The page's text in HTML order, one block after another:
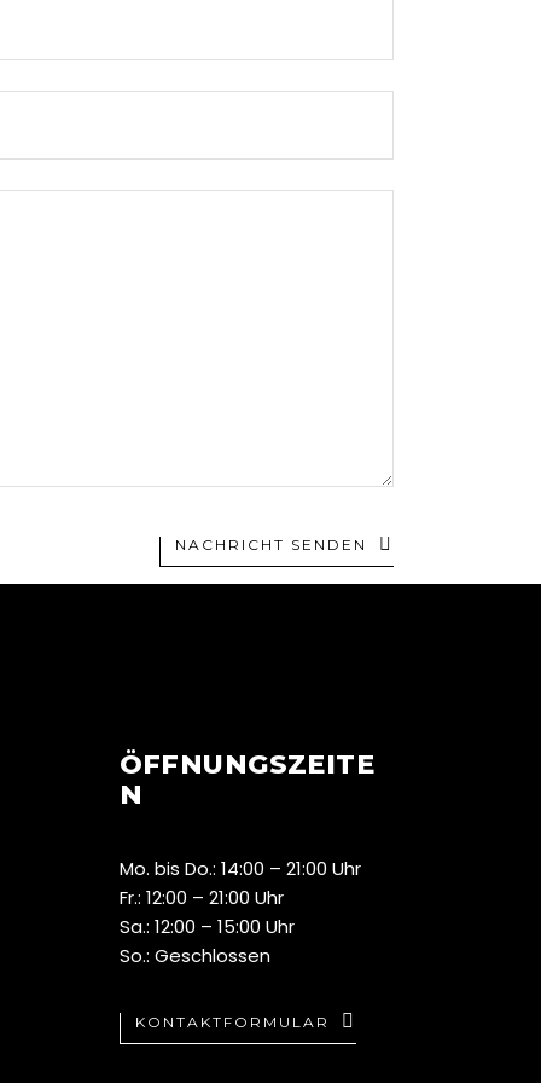
NACHRICHT SENDEN
ÖFFNUNGSZEITE
N
Mo. bis Do.: 14:00 – 21:00 Uhr
Fr.: 12:00 – 21:00 Uhr
Sa.: 12:00 – 15:00 Uhr
So.: Geschlossen
KONTAKTFORMULAR